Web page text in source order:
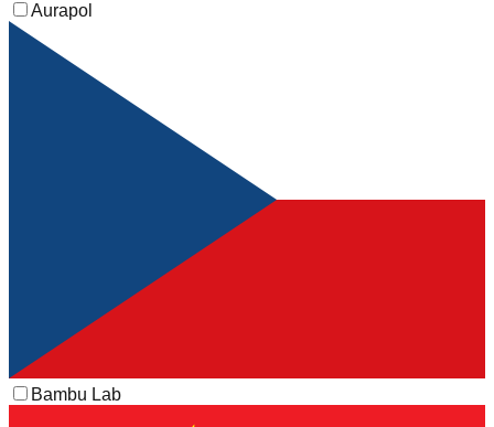
Aurapol
Bambu Lab